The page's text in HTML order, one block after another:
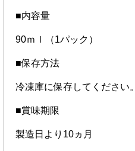
■内容量
90ｍｌ（1パック）
■保存方法
冷凍庫に保存してください。
■賞味期限
製造日より10ヵ月